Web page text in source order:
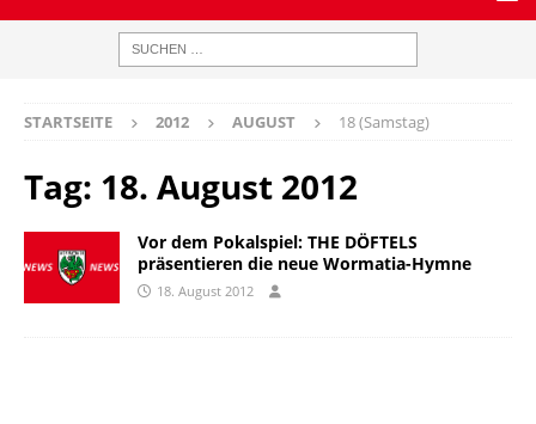
STARTSEITE 2012 AUGUST 18 (Samstag)
Tag: 18. August 2012
Vor dem Pokalspiel: THE DÖFTELS
präsentieren die neue Wormatia-Hymne
18. August 2012